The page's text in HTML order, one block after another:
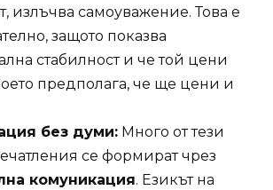
излъчва самоуважение. Това е
защото показва
стабилност и че той цени
предполага, че ще цени и
без думи: Много от тези
се формират чрез
комуникация. Езикът на